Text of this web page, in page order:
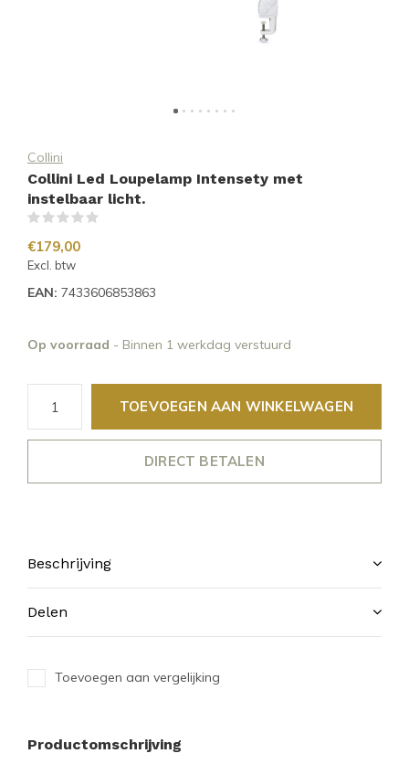
Collini
Collini Led Loupelamp Intensety met
instelbaar licht.
€179,00
Excl. btw
EAN: 7433606853863
Op voorraad - Binnen 1 werkdag verstuurd
TOEVOEGEN AAN WINKELWAGEN
DIRECT BETALEN
Beschrijving
Delen
Toevoegen aan vergelijking
Productomschrijving